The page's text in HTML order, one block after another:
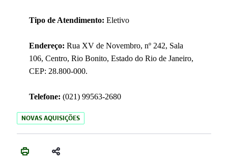
Tipo de Atendimento: Eletivo
Endereço: Rua XV de Novembro, nº 242, Sala
106, Centro, Rio Bonito, Estado do Rio de Janeiro,
CEP: 28.800-000.
Telefone: (021) 99563-2680
NOVAS AQUISIÇÕES